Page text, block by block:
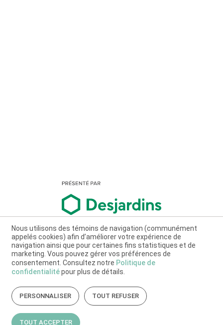
Nous utilisons des témoins de navigation (communément
appelés cookies) afin d’améliorer votre expérience de
navigation ainsi que pour certaines fins statistiques et de
marketing. Vous pouvez gérer vos préférences de
consentement. Consultez notre Politique de
confidentialitépour plus de détails.
PERSONNALISER TOUT REFUSER
TOUT ACCEPTER